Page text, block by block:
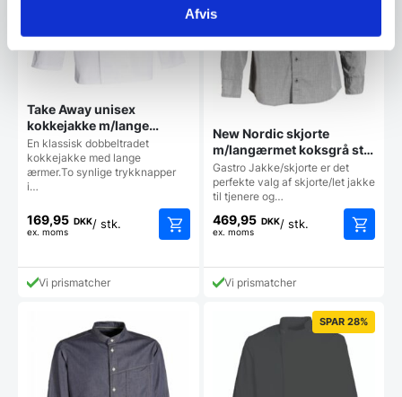
Afvis
Take Away unisex
kokkejakke m/lange
ærmer i hvid, str. XS, Nybo
En klassisk dobbeltradet
kokkejakke med lange
ærmer.To synlige trykknapper
i…
169,95 DKK
ex. moms
/ stk.
Vi prismatcher
New Nordic skjorte
m/langærmet koksgrå str.
2XL, Nybo
Gastro Jakke/skjorte er det
perfekte valg af skjorte/let jakke
til tjenere og…
469,95 DKK
ex. moms
/ stk.
Vi prismatcher
SPAR 28%